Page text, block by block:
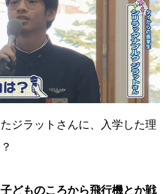
ジラットさんに、入学した理
どものころから飛行機とか戦